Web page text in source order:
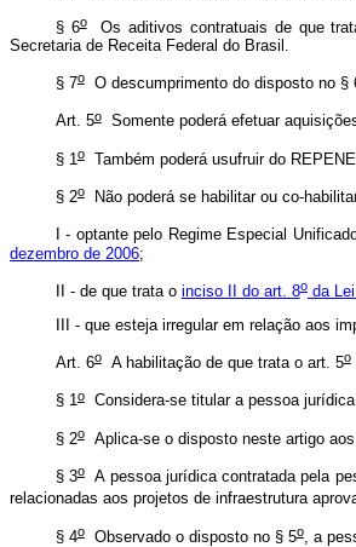
§ 6oOs aditivos contratuais de que
Secretaria de Receita Federal do Brasil.
§ 7oO descumprimento do disposto no §
Art. 5oSomente poderá efetuar
§ 1oTambém poderá usufruir do
§ 2oNão poderá se habilitar ou co-
I - optante pelo Regime Especial
dezembro de 2006;
II - de que trata o inciso II do art. 8oda
III - que esteja irregular em relação aos
Art. 6oA habilitação de que trata o art. 5o
§ 1oConsidera-se titular a pessoa jurídica
§ 2oAplica-se o disposto neste artigo aos
§ 3o
A pessoa jurídica contratada pela
relacionadas aos projetos de infraestrutura
§ 4oObservado o disposto no § 5o, a